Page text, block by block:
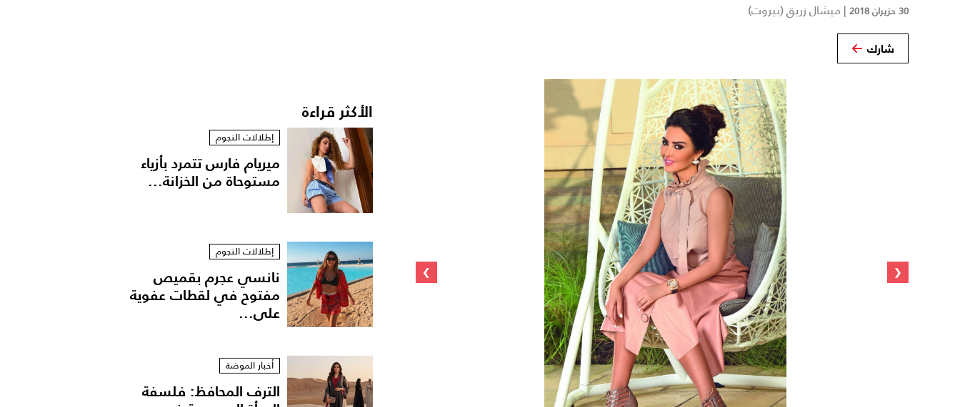
30 حزيران 2018 | ميشال زريق (بيروت)
شارك
‹
›
الأكثر قراءة
إطلالات النجوم
ميريام فارس تتمرد بأزياء
مستوحاة من الخزانة...
إطلالات النجوم
نانسي عجرم بقميص
مفتوح في لقطات عفوية
على...
أخبار الموضة
الترف المحافظ: فلسفة